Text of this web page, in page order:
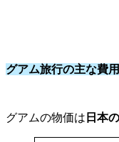
グアム旅行の主な費
グアムの物価は 日本